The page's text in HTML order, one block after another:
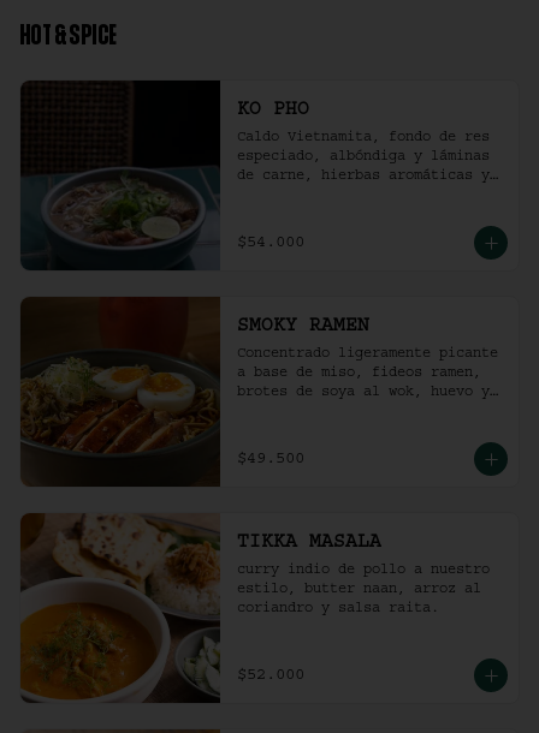
HOT & SPICE
KO PHO
Caldo Vietnamita, fondo de res
especiado, albóndiga y láminas
de carne, hierbas aromáticas y
$54.000
SMOKY RAMEN
Concentrado ligeramente picante
a base de miso, fideos ramen,
brotes de soya al wok, huevo y
$49.500
TIKKA MASALA
curry indio de pollo a nuestro
estilo, butter naan, arroz al
coriandro y salsa raita.
$52.000